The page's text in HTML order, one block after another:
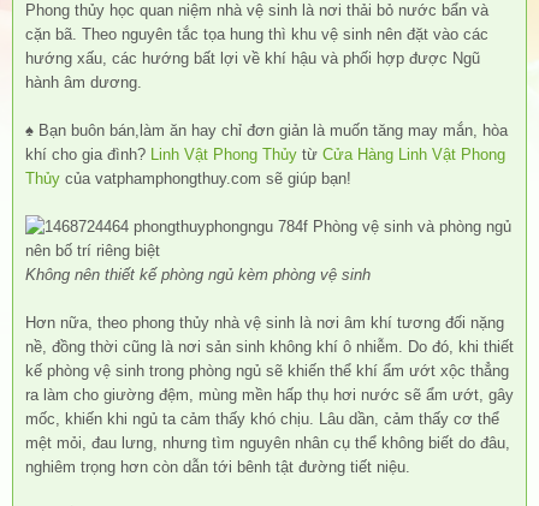
Phong thủy học quan niệm nhà vệ sinh là nơi thải bỏ nước bẩn và
cặn bã. Theo nguyên tắc tọa hung thì khu vệ sinh nên đặt vào các
hướng xấu, các hướng bất lợi về khí hậu và phối hợp được Ngũ
hành âm dương.
♠ Bạn buôn bán,làm ăn hay chỉ đơn giản là muốn tăng may mắn, hòa
khí cho gia đình? Linh Vật Phong Thủy từ Cửa Hàng Linh Vật Phong
Thủy của vatphamphongthuy.com sẽ giúp bạn!
Không nên thiết kế phòng ngủ kèm phòng vệ sinh
Hơn nữa, theo phong thủy nhà vệ sinh là nơi âm khí tương đối nặng
nề, đồng thời cũng là nơi sản sinh không khí ô nhiễm. Do đó, khi thiết
kế phòng vệ sinh trong phòng ngủ sẽ khiến thể khí ẩm ướt xộc thẳng
ra làm cho giường đệm, mùng mền hấp thụ hơi nước sẽ ẩm ướt, gây
mốc, khiến khi ngủ ta cảm thấy khó chịu. Lâu dần, cảm thấy cơ thể
mệt mỏi, đau lưng, nhưng tìm nguyên nhân cụ thể không biết do đâu,
nghiêm trọng hơn còn dẫn tới bênh tật đường tiết niệu.